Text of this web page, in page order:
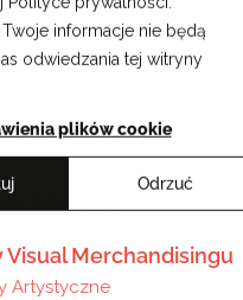
informacje nie będą
odwiedzania tej witryny
plików cookie
Odrzuć
Szkoły Artystyczne
Horak
Visual Merchandisingu
Artystyczne